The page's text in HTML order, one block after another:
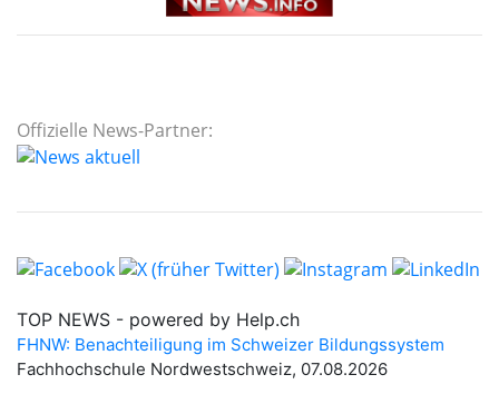
Offizielle News-Partner: